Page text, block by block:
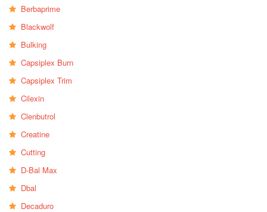
Berbaprime
Blackwolf
Bulking
Capsiplex Burn
Capsiplex Trim
Cilexin
Clenbutrol
Creatine
Cutting
D-Bal Max
Dbal
Decaduro